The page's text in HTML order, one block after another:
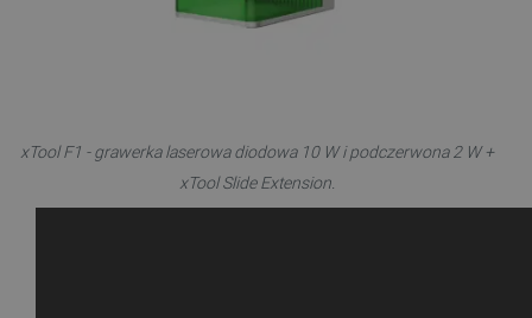
xTool F1 - grawerka laserowa diodowa 10 W i podczerwona 2 W +
xTool Slide Extension.